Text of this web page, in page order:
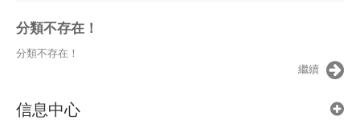
分類不存在！
分類不存在！
繼續
信息中心